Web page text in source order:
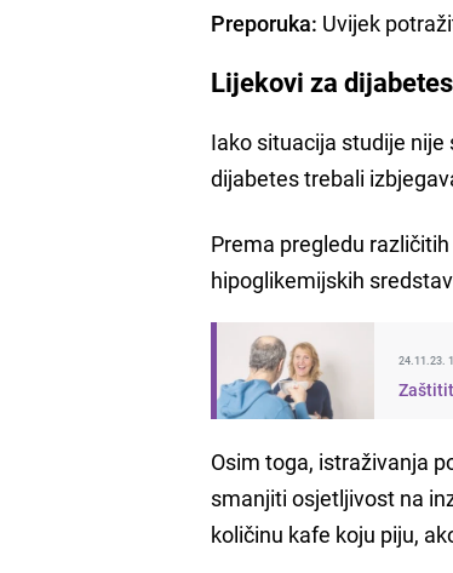
Preporuka: Uvijek
Lijekovi za dijabetes
Iako situacija studije
dijabetes trebali
Prema pregledu
hipoglikemijskih
24.11.23.
Osim toga, istraživanja
smanjiti osjetljivost na
količinu kafe koju piju,